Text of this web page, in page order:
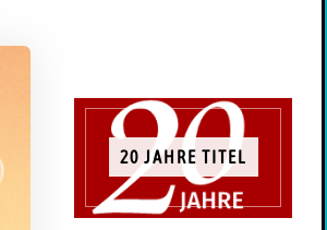
20 JAHRE TITEL